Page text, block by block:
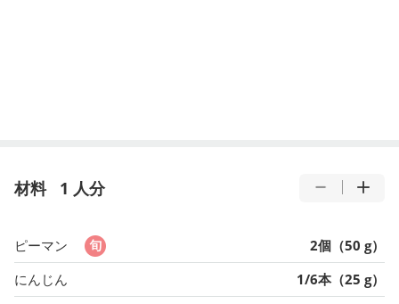
材料 1 人分
ピーマン
2個（50 g）
にんじん
1/6本（25 g）